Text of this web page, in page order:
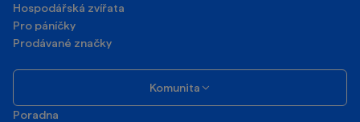
Hospodářská zvířata
Pro páníčky
Prodávané značky
Komunita
Poradna